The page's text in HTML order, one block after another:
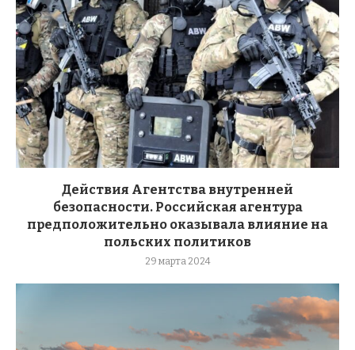
Действия Агентства внутренней
безопасности. Российская агентура
предположительно оказывала влияние на
польских политиков
29 марта 2024